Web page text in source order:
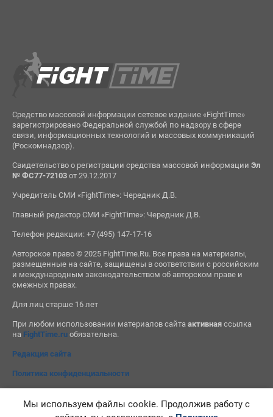
Средство массовой информации сетевое издание «FightTime»
зарегистрировано Федеральной службой по надзору в сфере
связи, информационных технологий и массовых коммуникаций
(Роскомнадзор).
Свидетельство о регистрации средства массовой информации Эл
№ ФС77-72103от 29.12.2017
Учредитель СМИ «FightTime»: Чередник Д.В.
Главный редактор СМИ «FightTime»: Чередник Д.В.
Телефон редакции: +7 (495) 147-17-16
Авторское право © 2025 FightTime.Ru. Все права на материалы,
размещенные на сайте, защищены в соответствии с российским
и международным законодательством об авторском праве и
смежных правах.
Для лиц старше 16 лет
При любом использовании материалов сайта активнаяссылка
на FightTime.ruобязательна.
Редакция сайта
Политика конфиденциальности
Мы используем файлы cookie. Продолжив работу с